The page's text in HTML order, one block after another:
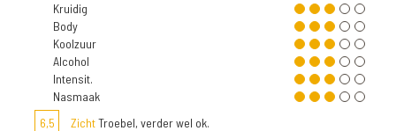
Kruidig
Body
Koolzuur
Alcohol
Intensit.
Nasmaak
6,5
ZichtTroebel, verder wel ok.